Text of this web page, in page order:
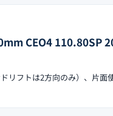
CEO4 110.80SP
リフトは2方向のみ）、片面